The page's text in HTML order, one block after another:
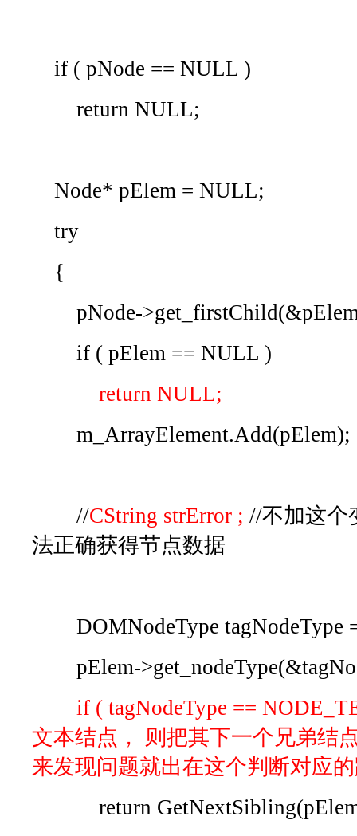
if ( pNode == NULL )
return NULL;
Node* pElem = NULL;
try
{
pNode-
if ( pElem == NULL )
return NULL;
m_ArrayElement.Add(pElem);
//CString strError ; //不加这个
法正确获得节点数据
DOMNodeType tagNodeType
pElem-
if ( tagNodeType ==
文本结点， 则把其下一个兄弟结
来发现问题就出在这个判断对应
return